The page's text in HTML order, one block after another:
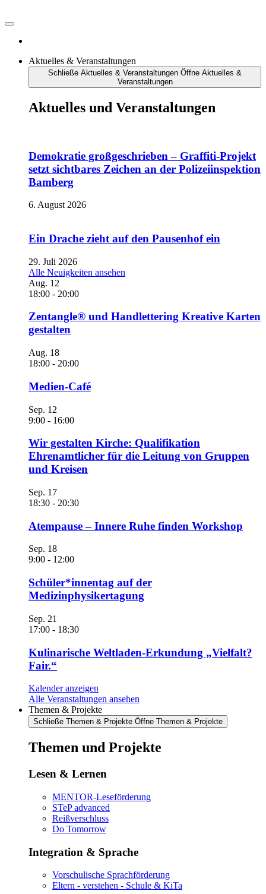
Aktuelles & Veranstaltungen
Schließe Aktuelles & Veranstaltungen Öffne Aktuelles &
Veranstaltungen
Aktuelles und Veranstaltungen
Demokratie großgeschrieben – Graffiti-Projekt
setzt sichtbares Zeichen an der Polizeiinspektion
Bamberg
6. August 2026
Ein Drache zieht auf den Pausenhof ein
29. Juli 2026
Alle Neuigkeiten ansehen
Aug. 12
18:00 - 20:00
Zentangle® und Handlettering Kreative Karten
gestalten
Aug. 18
18:00 - 20:00
Medien-Café
Sep. 12
9:00 - 16:00
Wir gestalten Kirche: Qualifikation
Ehrenamtlicher für die Leitung von Gruppen
und Kreisen
Sep. 17
18:30 - 20:30
Atempause – Innere Ruhe finden Workshop
Sep. 18
9:00 - 12:00
Schüler*innentag auf der
Medizinphysikertagung
Sep. 21
17:00 - 18:30
Kulinarische Weltladen-Erkundung „Vielfalt?
Fair.“
Kalender anzeigen
Alle Veranstaltungen ansehen
Themen & Projekte
Schließe Themen & Projekte Öffne Themen & Projekte
Themen und Projekte
Lesen & Lernen
MENTOR-Leseförderung
STeP advanced
Reißverschluss
Do Tomorrow
Integration & Sprache
Vorschulische Sprachförderung
Eltern - verstehen - Schule & KiTa